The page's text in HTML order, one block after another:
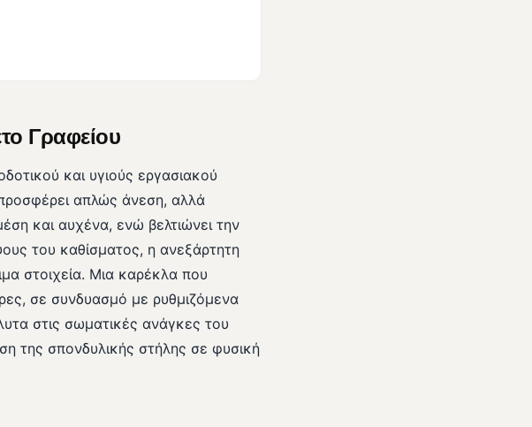
Γραφείου
και υγιούς εργασιακού
απλώς άνεση, αλλά
και αυχένα, ενώ βελτιώνει την
του καθίσματος, η ανεξάρτητη
στοιχεία. Μια καρέκλα που
σε συνδυασμό με ρυθμιζόμενα
στις σωματικές ανάγκες του
της σπονδυλικής στήλης σε φυσική